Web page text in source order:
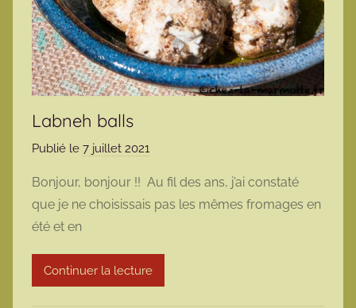
Labneh balls
Publié le 7 juillet 2021
m
r
m
Bonjour, bonjour !! Au fil des ans, j’ai constaté
que je ne choisissais pas les mêmes fromages en
été et en
Continuer la lecture